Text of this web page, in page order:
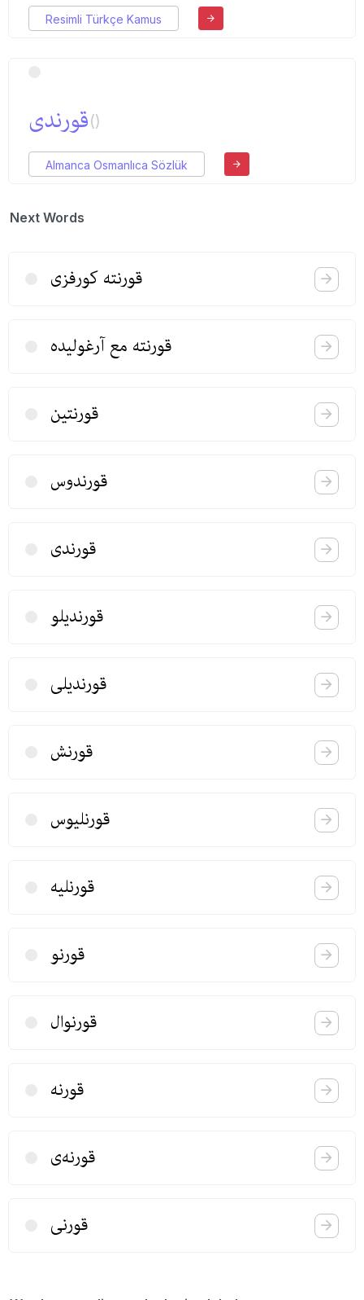
Resimli Türkçe Kamus
قورندی()
Almanca Osmanlıca Sözlük
Next Words
قورنته كورفزی
قورنته مع آرغولیده
قورنتین
قورندوس
قورندی
قورندیلو
قورندیلی
قورنش
قورنلیوس
قورنلیه
قورنو
قورنوال
قورنه
قورنه‌ی
قورنی